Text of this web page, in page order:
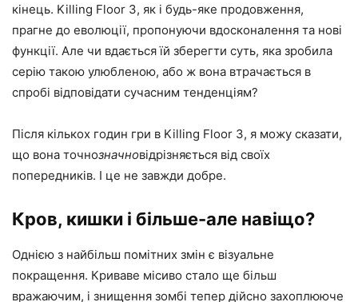
кінець. Killing Floor 3, як і будь-яке продовження,
прагне до еволюції, пропонуючи вдосконалення та нові
функції. Але чи вдається їй зберегти суть, яка зробила
серію такою улюбленою, або ж вона втрачається в
спробі відповідати сучасним тенденціям?
Після кількох годин гри в Killing Floor 3, я можу сказати,
що вона точнозначновідрізняється від своїх
попередників. І це не завжди добре.
Кров, кишки і більше-але навіщо?
Однією з найбільш помітних змін є візуальне
покращення. Криваве місиво стало ще більш
вражаючим, і знищення зомбі тепер дійсно захоплююче